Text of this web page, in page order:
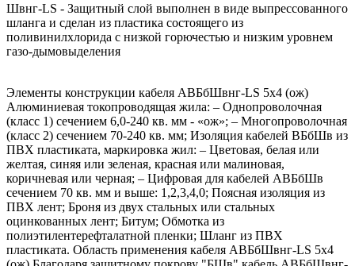
Швнг-LS - Защитный слой выполнен в виде выпрессованного
шланга и сделан из пластика состоящего из
поливинилхлорида с низкой горючестью и низким уровнем
газо-дымовыделения
Элементы конструкции кабеля АВБбШвнг-LS 5х4 (ож)
Алюминиевая токопроводящая жила: – Однопроволочная
(класс 1) сечением 6,0-240 кв. мм - «ож»; – Многопроволочная
(класс 2) сечением 70-240 кв. мм; Изоляция кабелей ВБбШв из
ПВХ пластиката, маркировка жил: – Цветовая, белая или
желтая, синяя или зеленая, красная или малиновая,
коричневая или черная; – Цифровая для кабелей АВБбШв
сечением 70 кв. мм и выше: 1,2,3,4,0; Поясная изоляция из
ПВХ лент; Броня из двух стальных или стальных
оцинкованных лент; Битум; Обмотка из
полиэтилентерефталатной пленки; Шланг из ПВХ
пластиката. Область применения кабеля АВБбШвнг-LS 5х4